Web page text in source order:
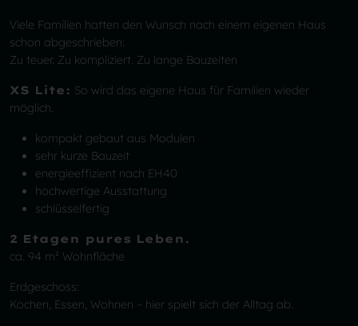
Viele Familien hatten den Wunsch nach einem eigenen Haus
schon abgeschrieben:
Zu teuer. Zu kompliziert. Zu lange Bauzeiten
XS Lite: So wird das eigene Haus für Familien wieder
möglich.
kompakt gebaut aus Modulen
sehr kurze Bauzeit
energieeffizient nach EH40
hochwertige Ausstattung
schlüsselfertig
2 Etagen pures Leben.
ca. 94 m² Wohnfläche
Erdgeschoss:
Kochen, Essen, Wohnen – hier spielt sich der Alltag ab.